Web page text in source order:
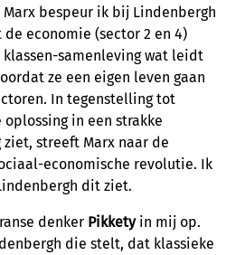
Marx bespeur ik bij Lindenbergh
economie (sector 2 en 4)
samenleving wat leidt
ze een eigen leven gaan
In tegenstelling tot
in een strakke
streeft Marx naar de
economische revolutie. Ik
dit ziet.
denker Pikketyin mij op.
die stelt, dat klassieke